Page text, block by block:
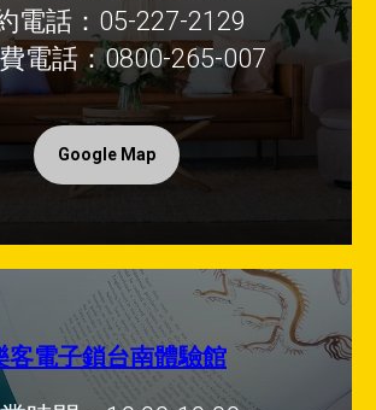
電話：05-227-2129
電話：0800-265-007
Google Map
客電子鎖台南體驗館